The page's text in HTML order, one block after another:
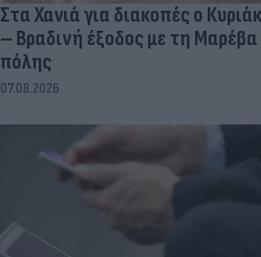
Στα Χανιά για διακοπές ο
– Βραδινή έξοδος με τη
πόλης
07.08.2026